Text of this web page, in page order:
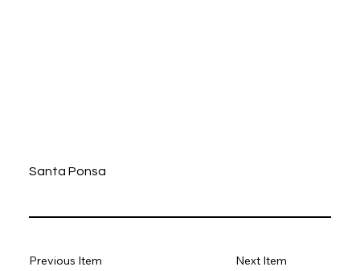
Santa Ponsa
Next Item
Previous Item